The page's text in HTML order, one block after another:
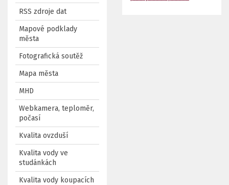
RSS zdroje dat
Mapové podklady
města
Fotografická soutěž
Mapa města
MHD
Webkamera, teploměr,
počasí
Kvalita ovzduší
Kvalita vody ve
studánkách
Kvalita vody koupacích